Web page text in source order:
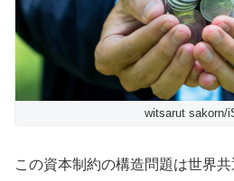
witsarut sakorn/
この資本制約の構造問題は世界